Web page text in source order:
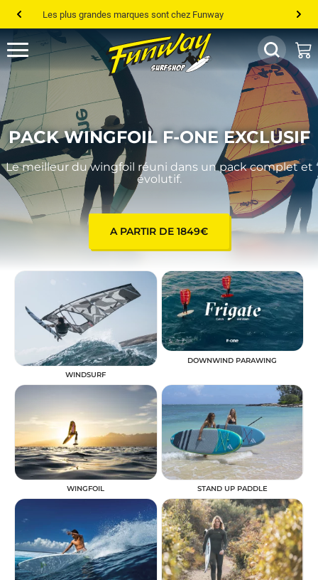
Les plus grandes marques sont chez Funway
Jusqu’à -75% de remise sur le windsurf, wingfoil, etc...
💰 Meilleur prix garanti — Moins cher ailleurs ? On s’aligne !
Besoin de conseils de pro ? Appelle nous !
PACK WINGFOIL F-ONE EXCLUSIF
Le meilleur du wingfoil réuni dans un pack complet et
évolutif.
A PARTIR DE 1849€
WINDSURF
DOWNWIND PARAWING
WINGFOIL STAND UP PADDLE